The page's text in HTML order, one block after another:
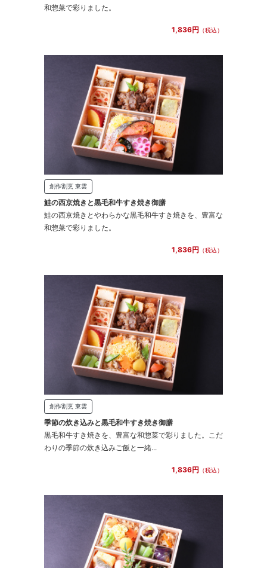
和惣菜で彩りました。
1,836円 （税込）
創作割烹 東雲
鮭の西京焼きと黒毛和牛すき焼き御膳
鮭の西京焼きとやわらかな黒毛和牛すき焼きを、豊富な
和惣菜で彩りました。
1,836円 （税込）
創作割烹 東雲
季節の炊き込みと黒毛和牛すき焼き御膳
黒毛和牛すき焼きを、豊富な和惣菜で彩りました。こだ
わりの季節の炊き込みご飯と一緒...
1,836円 （税込）